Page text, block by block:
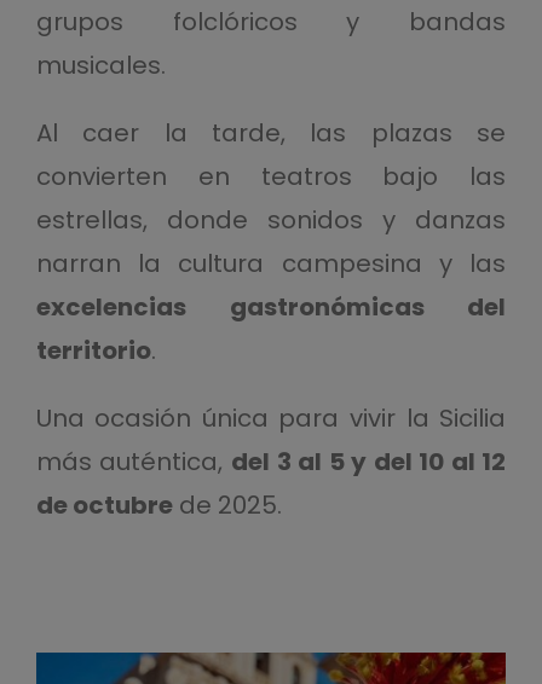
grupos folclóricos y bandas
musicales.
Al caer la tarde, las plazas se
convierten en teatros bajo las
estrellas, donde sonidos y danzas
narran la cultura campesina y las
excelencias gastronómicas del
territorio.
Una ocasión única para vivir la Sicilia
más auténtica, del 3 al 5 y del 10 al 12
de octubrede 2025.